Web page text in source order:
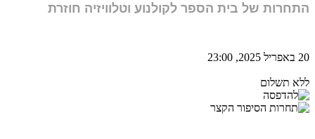
התחרות של בית הספר לקולנוע וטלוויזיה חוזרת
20 באפריל 2025, 23:00
ללא תשלום